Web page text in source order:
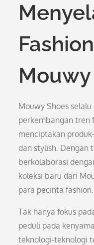
Mouwy Shoes
perkembangan tren
menciptakan
dan stylish. Dengan
berkolaborasi
koleksi baru dari
para pecinta fashion.
Tak hanya fokus
peduli pada
teknologi-teknologi